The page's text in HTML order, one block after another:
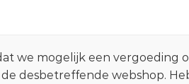
we mogelijk een vergoeding
desbetreffende webshop.